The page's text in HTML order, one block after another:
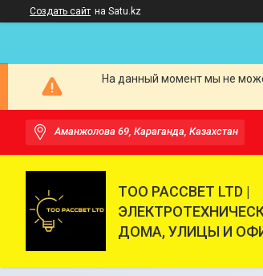
Создать сайт на Satu.kz
На данный момент мы не
Аманжолова 69, Караганда, Казахстан
ТОО РАССВЕТ LTD |
ДОМА, УЛИЦЫ И